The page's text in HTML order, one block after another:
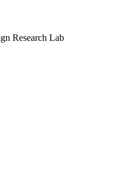
Research Lab